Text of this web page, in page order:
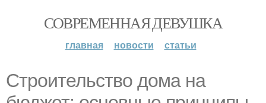
СОВРЕМЕННАЯ ДЕВУШКА
главная новости статьи
Строительство дома на